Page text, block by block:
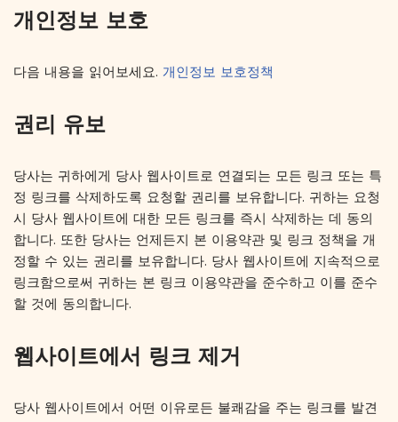
개인정보 보호
다음 내용을 읽어보세요. 개인정보 보호정책
권리 유보
당사는 귀하에게 당사 웹사이트로 연결되는 모든 링크 또는 특
정 링크를 삭제하도록 요청할 권리를 보유합니다. 귀하는 요청
시 당사 웹사이트에 대한 모든 링크를 즉시 삭제하는 데 동의
합니다. 또한 당사는 언제든지 본 이용약관 및 링크 정책을 개
정할 수 있는 권리를 보유합니다. 당사 웹사이트에 지속적으로
링크함으로써 귀하는 본 링크 이용약관을 준수하고 이를 준수
할 것에 동의합니다.
웹사이트에서 링크 제거
당사 웹사이트에서 어떤 이유로든 불쾌감을 주는 링크를 발견